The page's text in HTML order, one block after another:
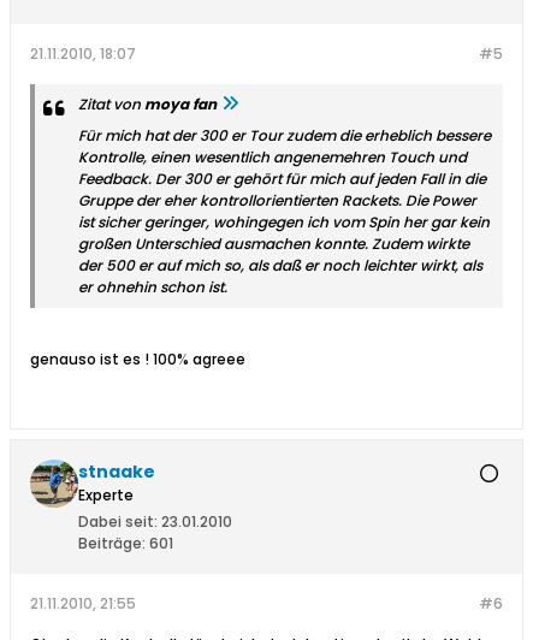
#5
21.11.2010, 18:07
Zitat vonmoya fan
Für mich hat der 300 er Tour zudem die erheblich bessere
Kontrolle, einen wesentlich angenemehren Touch und
Feedback. Der 300 er gehört für mich auf jeden Fall in die
Gruppe der eher kontrollorientierten Rackets. Die Power
ist sicher geringer, wohingegen ich vom Spin her gar kein
großen Unterschied ausmachen konnte. Zudem wirkte
der 500 er auf mich so, als daß er noch leichter wirkt, als
er ohnehin schon ist.
genauso ist es ! 100% agreee
stnaake
Experte
Dabei seit: 23.01.2010
Beiträge: 601
#6
21.11.2010, 21:55